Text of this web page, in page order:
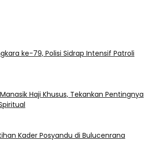
ke-79, Polisi Sidrap Intensif Patroli
Haji Khusus, Tekankan Pentingnya
Kader Posyandu di Bulucenrana